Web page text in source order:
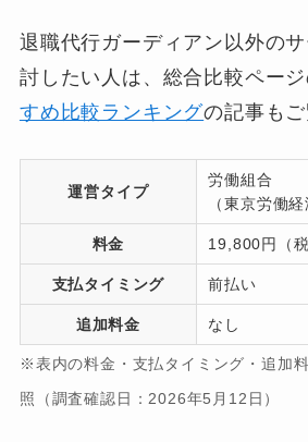
退職代行ガーディアン以外の
討したい人は、総合比較ペー
すめ比較ランキングの記事もご
運営タイプ
労働組合
（東京労働経
料金 19,800円（税
支払タイミング 前払い
追加料金 なし
※表内の料金・支払タイミング・追加
照（調査確認日：2026年5月12日）